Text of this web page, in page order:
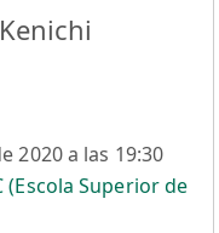
2020 a las 19:30
(Escola Superior de